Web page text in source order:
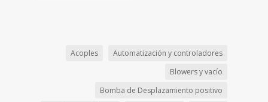
Acoples
Automatización y controladores
Blowers y vacío
Bomba de Desplazamiento positivo